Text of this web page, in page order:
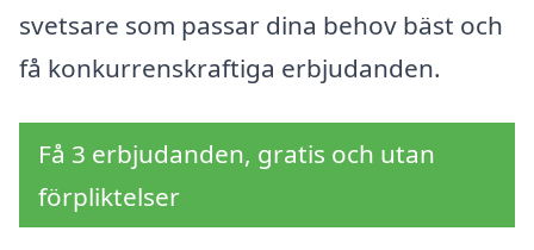
svetsare som passar dina behov bäst och
få konkurrenskraftiga erbjudanden.
Få 3 erbjudanden, gratis och utan
förpliktelser